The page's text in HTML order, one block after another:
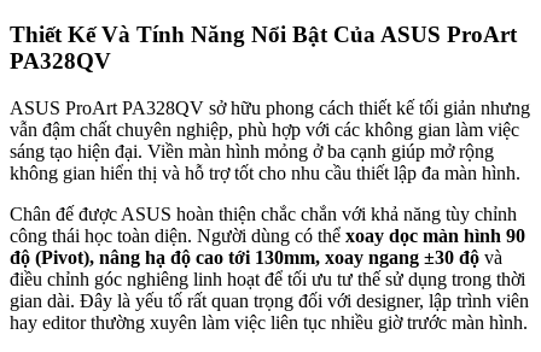
Thiết Kế Và Tính Năng Nổi Bật Của ASUS ProArt
PA328QV
ASUS ProArt PA328QV sở hữu phong cách thiết kế tối giản nhưng
vẫn đậm chất chuyên nghiệp, phù hợp với các không gian làm việc
sáng tạo hiện đại. Viền màn hình mỏng ở ba cạnh giúp mở rộng
không gian hiển thị và hỗ trợ tốt cho nhu cầu thiết lập đa màn hình.
Chân đế được ASUS hoàn thiện chắc chắn với khả năng tùy chỉnh
công thái học toàn diện. Người dùng có thể xoay dọc màn hình 90
độ (Pivot), nâng hạ độ cao tới 130mm, xoay ngang ±30 độ và
điều chỉnh góc nghiêng linh hoạt để tối ưu tư thế sử dụng trong thời
gian dài. Đây là yếu tố rất quan trọng đối với designer, lập trình viên
hay editor thường xuyên làm việc liên tục nhiều giờ trước màn hình.